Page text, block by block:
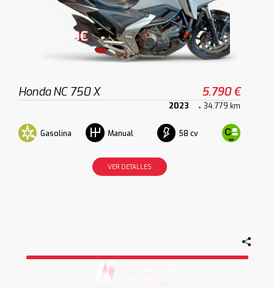
Honda NC 750 X 5.790 €
2023 34.779 km
Gasolina Manual 58 cv
VER DETALLES